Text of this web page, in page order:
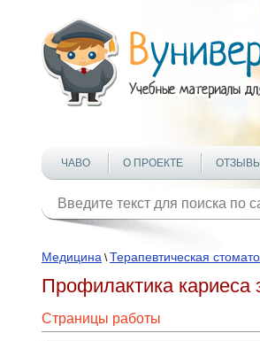
ЧАВО О ПРОЕКТЕ ОТЗЫВЫ
Медицина \Терапевтическая
Профилактика кариеса
Страницы работы